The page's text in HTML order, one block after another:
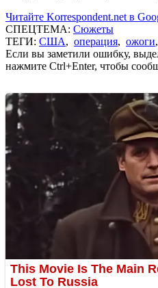
Читайте Korrespondent.net в
СПЕЦТЕМА: Сюжеты
ТЕГИ: США, операция, ожоги,
Если вы заметили ошибку,
нажмите Ctrl+Enter, чтобы